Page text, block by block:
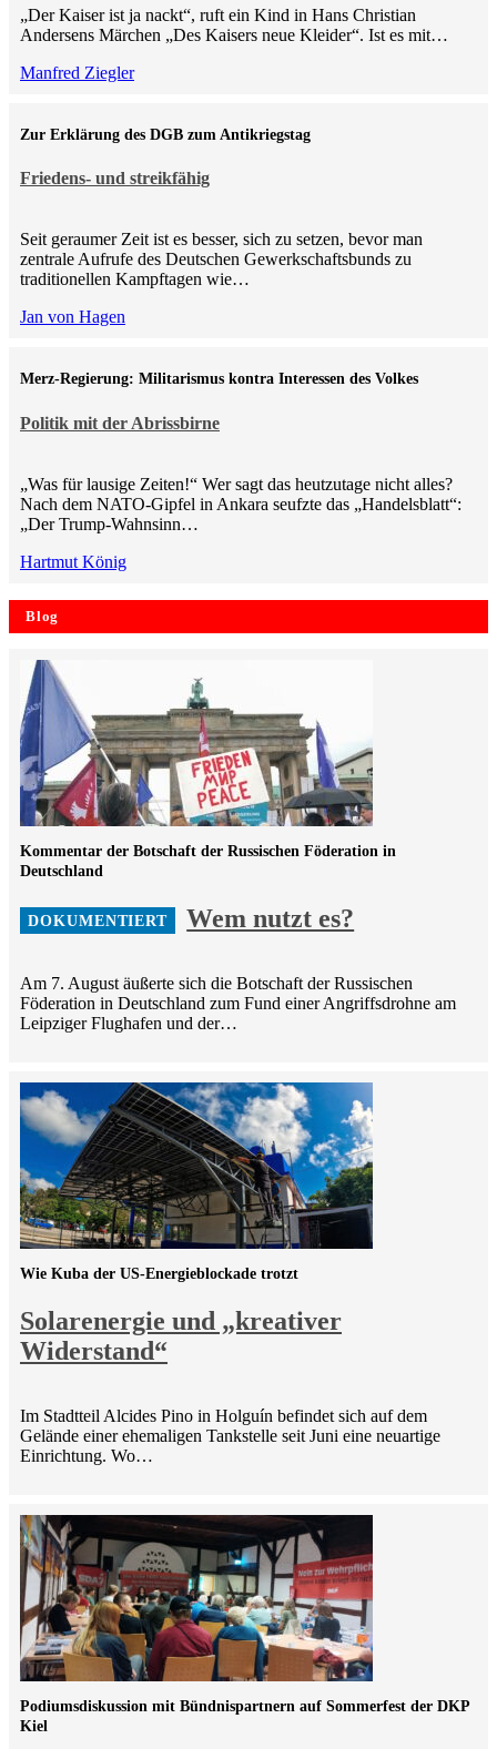
„Der Kaiser ist ja nackt“, ruft ein Kind in Hans Christian
Andersens Märchen „Des Kaisers neue Kleider“. Ist es mit…
Manfred Ziegler
Friedens- und streikfähig
Zur Erklärung des DGB zum Antikriegstag
Seit geraumer Zeit ist es besser, sich zu setzen, bevor man
zentrale Aufrufe des Deutschen Gewerkschaftsbunds zu
traditionellen Kampftagen wie…
Jan von Hagen
Politik mit der Abrissbirne
Merz-Regierung: Militarismus kontra Inte­ressen des Volkes
„Was für lausige Zeiten!“ Wer sagt das heutzutage nicht alles?
Nach dem NATO-Gipfel in Ankara seufzte das „Handelsblatt“:
„Der Trump-Wahnsinn…
Hartmut König
Blog
Wem nutzt es?
Kommentar der Botschaft der Russischen Föderation in
Deutschland
Am 7. August äußerte sich die Botschaft der Russischen
Föderation in Deutschland zum Fund einer Angriffsdrohne am
Leipziger Flughafen und der…
Solarenergie und „kreativer
Widerstand“
Wie Kuba der US-Energieblockade trotzt
Im Stadtteil Alcides Pino in Holguín befindet sich auf dem
Gelände einer ehemaligen Tankstelle seit Juni eine neuartige
Einrichtung. Wo…
Podiumsdiskussion mit Bündnispartnern auf Sommerfest der DKP
Kiel